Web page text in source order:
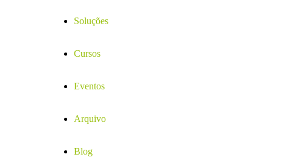
Soluções
Cursos
Eventos
Arquivo
Blog